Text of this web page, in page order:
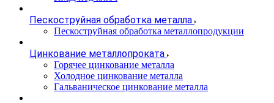
Пескоструйная обработка металла
Пескоструйная обработка металлопродукции
Цинкование металлопроката
Горячее цинкование металла
Холодное цинкование металла
Гальваническое цинкование металла